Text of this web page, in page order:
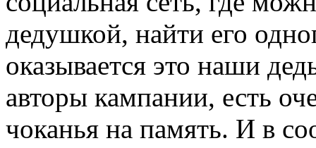
дедушкой, найти его
оказывается это наши
авторы кампании, есть
чоканья на память. И в